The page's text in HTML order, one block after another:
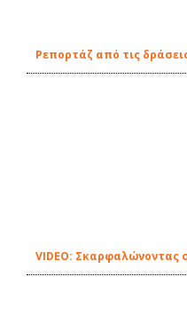
Ρεπορτάζ από τις
VIDEO: Σκαρφαλώνοντας